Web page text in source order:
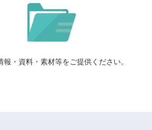
報・資料・素材等をご提供ください。